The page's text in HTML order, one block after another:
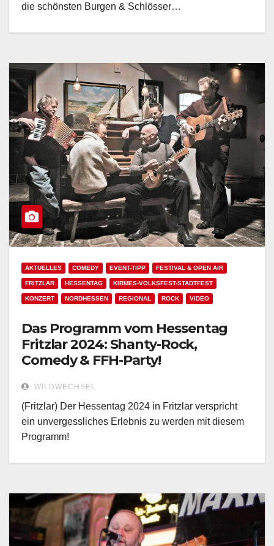
die schönsten Burgen & Schlösser…
AKTUELLES COMEDY EVENT-TIPP FESTIVAL & OPEN AIR
FRITZLAR HESSENTAG KIRMES-VOLKSFEST-STADTFEST
KONZERT NORDHESSEN REGIONAL ROCK VIDEO
Das Programm vom Hessentag
Fritzlar 2024: Shanty-Rock,
Comedy & FFH-Party!
WILDWECHSEL
(Fritzlar) Der Hessentag 2024 in Fritzlar verspricht
ein unvergessliches Erlebnis zu werden mit diesem
Programm!